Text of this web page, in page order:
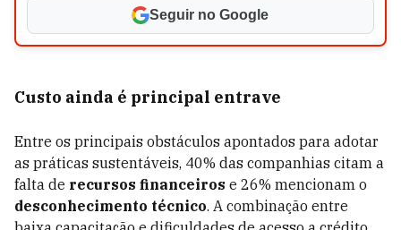
Seguir no Google
Custo ainda é principal entrave
Entre os principais obstáculos apontados para adotar
as práticas sustentáveis, 40% das companhias citam a
falta de recursos financeiros e 26% mencionam o
desconhecimento técnico. A combinação entre